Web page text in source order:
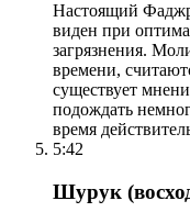
Настоящий Фаджр
виден при
загрязнения.
времени,
существует
подождать
время
5:42
Шурук